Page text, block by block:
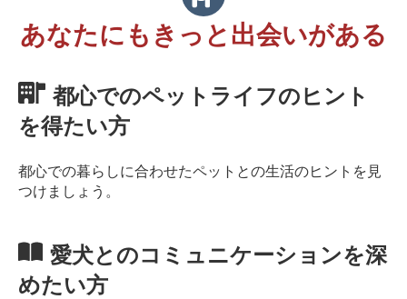
あなたにもきっと出会いがある
都心でのペットライフのヒント
を得たい方
都心での暮らしに合わせたペットとの生活のヒントを見
つけましょう。
愛犬とのコミュニケーションを深
めたい方